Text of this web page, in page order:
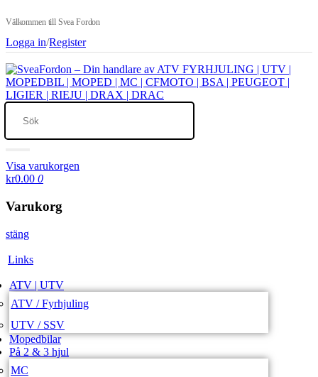
Välkommen till Svea Fordon
Logga in/Register
Visa varukorgen
kr0.00 0
Varukorg
stäng
Links
ATV | UTV
ATV / Fyrhjuling
UTV / SSV
Mopedbilar
På 2 & 3 hjul
MC